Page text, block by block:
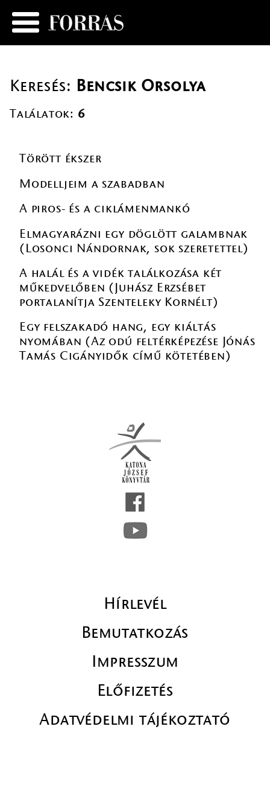
Keresés: Bencsik Orsolya
Találatok: 6
Törött ékszer
Modelljeim a szabadban
A piros- és a ciklámenmankó
Elmagyarázni egy döglött galambnak
(Losonci Nándornak, sok szeretettel)
A halál és a vidék találkozása két
műkedvelőben (Juhász Erzsébet
portalanítja Szenteleky Kornélt)
Egy felszakadó hang, egy kiáltás
nyomában (Az odú feltérképezése Jónás
Tamás Cigányidők című kötetében)
Hírlevél
Bemutatkozás
Impresszum
Előfizetés
Adatvédelmi tájékoztató